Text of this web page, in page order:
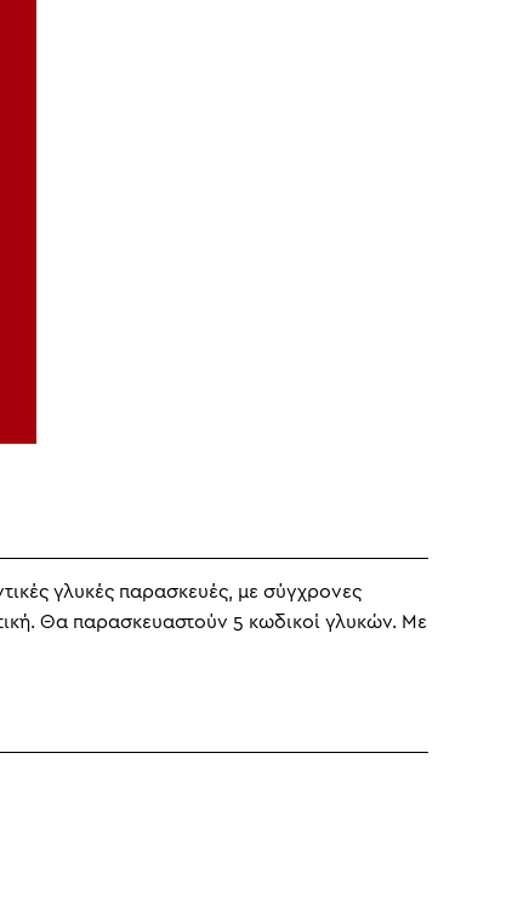
γλυκές παρασκευές, με σύγχρονες
Θα παρασκευαστούν 5 κωδικοί γλυκών. Με